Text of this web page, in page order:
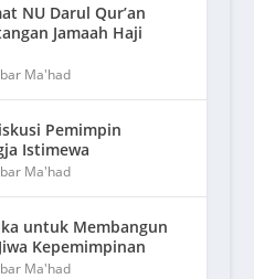
NU Darul Qur’an
Jamaah Haji
Ma'had
Pemimpin
Istimewa
Ma'had
untuk Membangun
Kepemimpinan
Ma'had